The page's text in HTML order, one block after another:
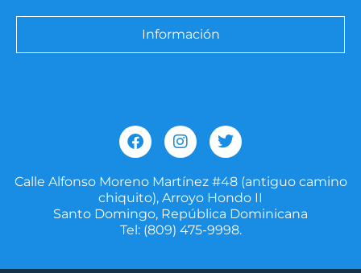
Información
F
a
e
b
o
o
I
n
t
a
g
r
T
w
t
t
e
r
Calle Alfonso Moreno Martínez #48 (antiguo camino
chiquito), Arroyo Hondo II
Santo Domingo, República Dominicana
Tel: (809) 475-9998.